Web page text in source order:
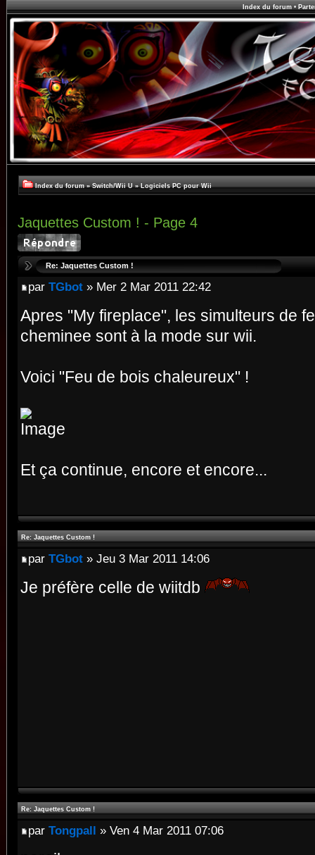
Index du forum•
Index du forum » Switch/Wii U » Logiciels PC pour Wii
Jaquettes Custom ! - Page 4
Re: Jaquettes Custom !
par TGbot » Mer 2 Mar 2011 22:42
Apres "My fireplace", les simulteurs de
cheminee sont à la mode sur wii.
Voici "Feu de bois chaleureux" !
Et ça continue, encore et encore...
Re: Jaquettes Custom !
par TGbot » Jeu 3 Mar 2011 14:06
Je préfère celle de wiitdb
Re: Jaquettes Custom !
par Tongpall » Ven 4 Mar 2011 07:06